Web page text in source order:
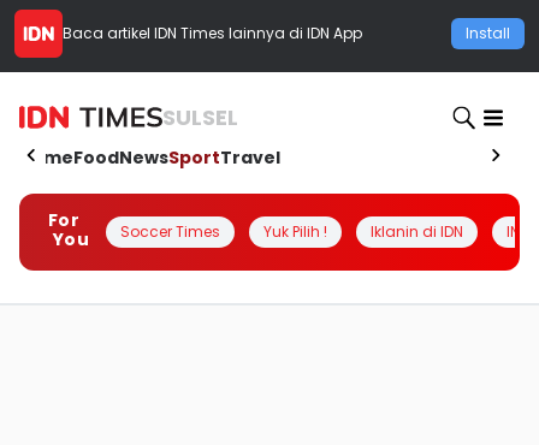
Baca artikel IDN Times lainnya di IDN App Install
SULSEL
HomeFoodNewsSportTravel
For
You
Soccer Times Yuk Pilih ! Iklanin di IDN